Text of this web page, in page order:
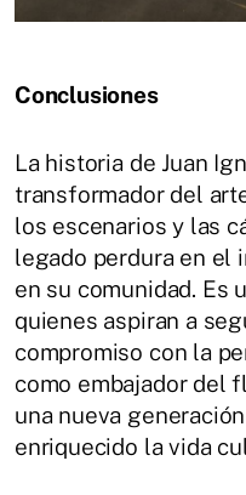
Conclusiones
La historia de Juan
transformador del
los escenarios y las
legado perdura en el
en su comunidad. Es
quienes aspiran a
compromiso con la
como embajador del
una nueva
enriquecido la vida